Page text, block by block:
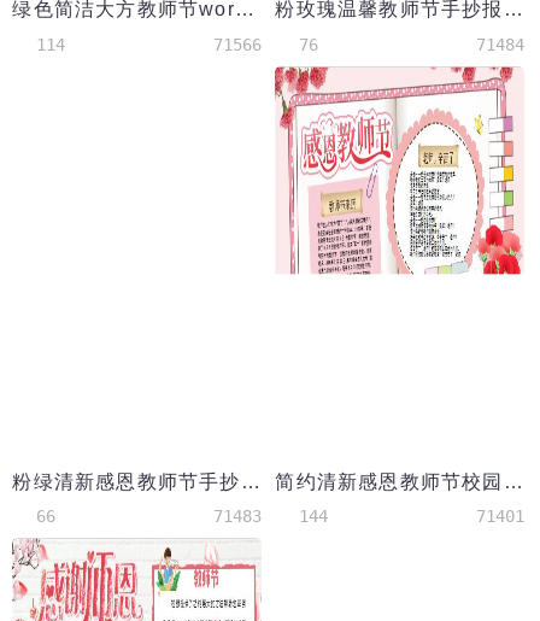
绿色简洁大方教师节word小报
114 71566
粉玫瑰温馨教师节手抄报Word模板
76 71484
粉绿清新感恩教师节手抄报word模板
66 71483
简约清新感恩教师节校园手抄报
144 71401